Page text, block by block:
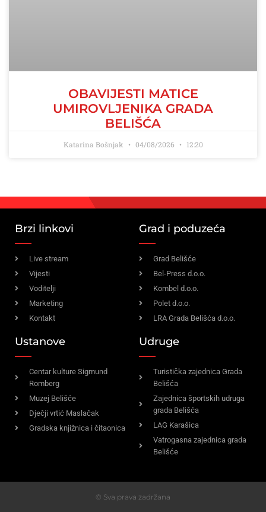
OBAVIJESTI MATICE
UMIROVLJENIKA GRADA
BELIŠĆA
Katarina Bošnjak 04/08/2026 12:20
Brzi linkovi
Live stream
Vijesti
Voditelji
Marketing
Kontakt
Grad i poduzeća
Grad Belišće
Bel-Press d.o.o.
Kombel d.o.o.
Polet d.o.o.
LRA Grada Belišća d.o.o.
Ustanove
Centar kulture Sigmund
Romberg
Muzej Belišće
Dječji vrtić Maslačak
Gradska knjižnica i čitaonica
Udruge
Turistička zajednica Grada
Belišća
Zajednica športskih udruga
grada Belišća
LAG Karašica
Vatrogasna zajednica grada
Belišće
© Sva prava zadržana